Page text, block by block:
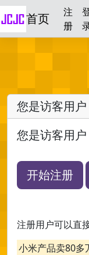
首页
注
册
您是访客用户
您是访客用户
开始注册
注册用户可以直
小米产品卖80多